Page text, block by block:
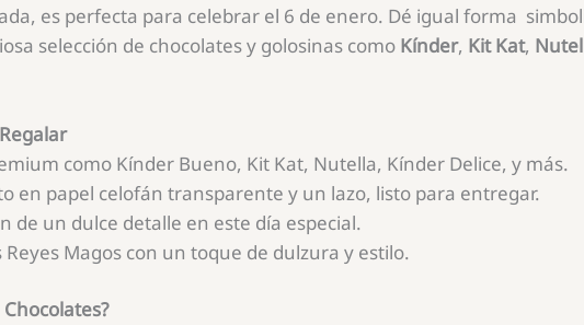
es perfecta para celebrar el 6 de enero. Dé igual forma
selección de chocolates y golosinas como Kínder, Kit Kat,
como Kínder Bueno, Kit Kat, Nutella, Kínder Delice, y más.
en papel celofán transparente y un lazo, listo para entregar.
un dulce detalle en este día especial.
Magos con un toque de dulzura y estilo.